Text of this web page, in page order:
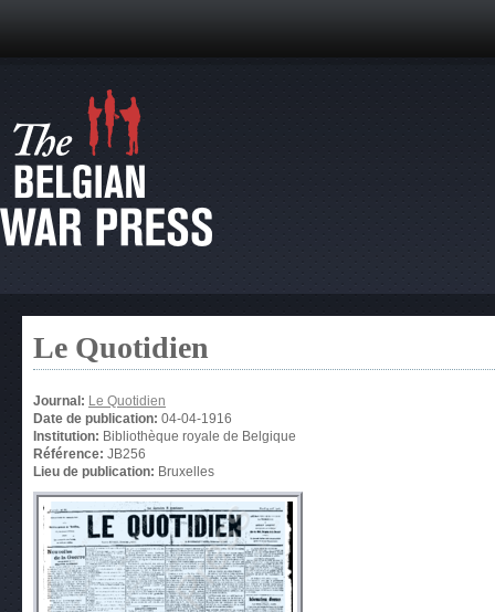
Le Quotidien
Journal: Le Quotidien
Date de publication: 04-04-1916
Institution: Bibliothèque royale de Belgique
Référence: JB256
Lieu de publication: Bruxelles